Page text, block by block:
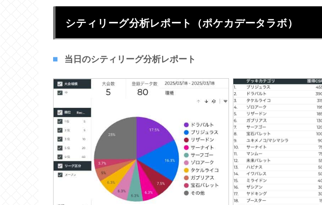
シティリーグ分析レポート（ポケカデータラボ）
当日のシティリーグ分析レポート